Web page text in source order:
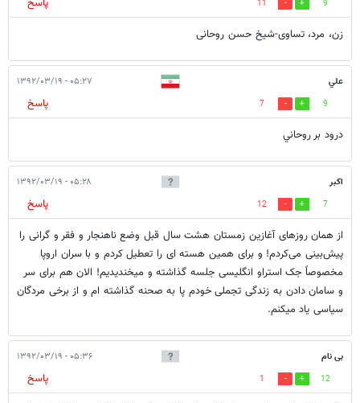
9
11
پاسخ
زن، مرد، تساوی-شیخ حسن روحانی
علي ۰۵:۲۷ - ۱۳۹۲/۰۳/۱۹
9
7
پاسخ
درود بر روحاني
اکبر ۰۵:۲۸ - ۱۳۹۲/۰۳/۱۹
7
12
پاسخ
از همان روزهای آغازین زمستان هشت سال قبل وضع ناهنجار و فقر و گرانی را
پیش‌بینی می‌کردم! و برای همین هسته ای را تعطیل کردم و با سران اروپا
مخصوصاً جک استراو انگلیسی جلسه گذاشته و میخندیدیم! الان هم برای سر
و سامان دادن به زندگی تجملی خودم پا به صحنه گذاشته ام و از برخی مردگان
سیاسی یاد میکنم.
بی نام ۰۵:۳۶ - ۱۳۹۲/۰۳/۱۹
12
1
پاسخ